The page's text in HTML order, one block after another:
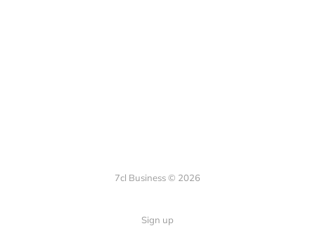
7cl Business © 2026
Sign up